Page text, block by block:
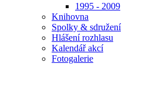
1995 - 2009
Knihovna
Spolky & sdružení
Hlášení rozhlasu
Kalendář akcí
Fotogalerie